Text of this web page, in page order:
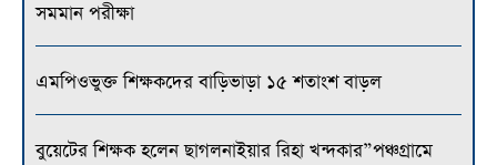
সমমান পরীক্ষা
এমপিওভুক্ত শিক্ষকদের বাড়িভাড়া ১৫ শতাংশ বাড়ল
বুয়েটের শিক্ষক হলেন ছাগলনাইয়ার রিহা খন্দকার”পঞ্চগ্রামে